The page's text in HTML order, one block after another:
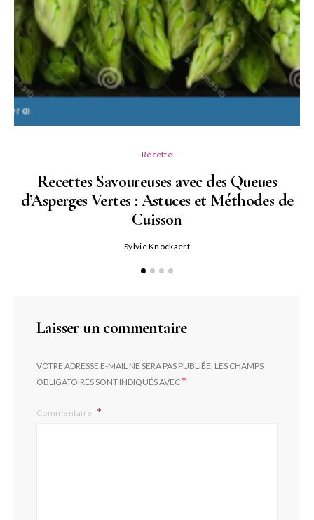
Recette
Recettes Savoureuses avec des Queues
d’Asperges Vertes : Astuces et Méthodes de
Cuisson
Sylvie Knockaert
Laisser un commentaire
VOTRE ADRESSE E-MAIL NE SERA PAS PUBLIÉE. LES CHAMPS
OBLIGATOIRES SONT INDIQUÉS AVEC*
Commentaire